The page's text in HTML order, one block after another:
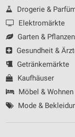
Drogerie &
Elektromärkte
Garten & Pflanzen
Gesundheit &
Getränkemärkte
Kaufhäuser
Möbel & Wohnen
Mode &